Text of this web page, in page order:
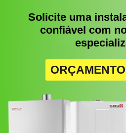
Solicite uma
confiável com